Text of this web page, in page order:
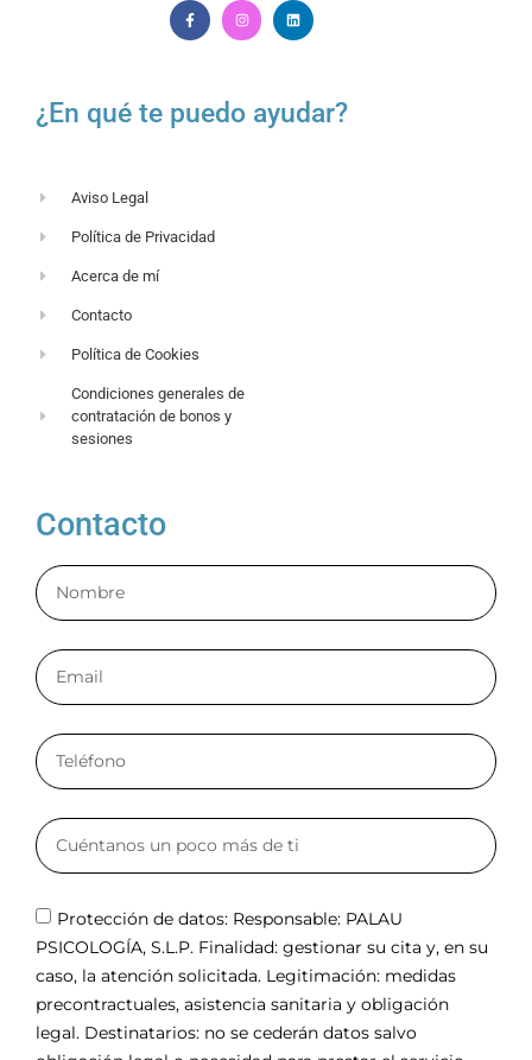
¿En qué te puedo ayudar?
Aviso Legal
Política de Privacidad
Acerca de mí
Contacto
Política de Cookies
Condiciones generales de
contratación de bonos y
sesiones
Contacto
Protección de datos: Responsable: PALAU
PSICOLOGÍA, S.L.P. Finalidad: gestionar su cita y, en su
caso, la atención solicitada. Legitimación: medidas
precontractuales, asistencia sanitaria y obligación
legal. Destinatarios: no se cederán datos salvo